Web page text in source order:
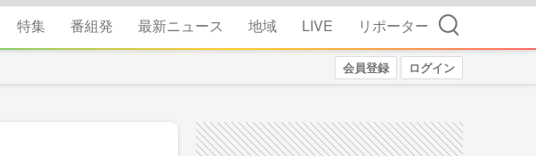
特集 番組発 最新ニュース 地域 LIVE リポーター 検索
会員登録 ログイン